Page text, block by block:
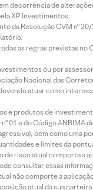
decorrência de
XP Investimentos.
Resolução CVM nº
as regras previstas
ou por
Nacional das
atuar como
e produtos de
01 e do Código
bem como
e limites da
risco atual comporta a
consultar essas
não comporte a
atual da sua